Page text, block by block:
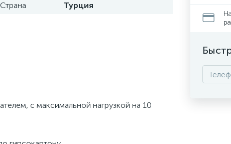
Страна
Турция
с максимальной нагрузкой на 10